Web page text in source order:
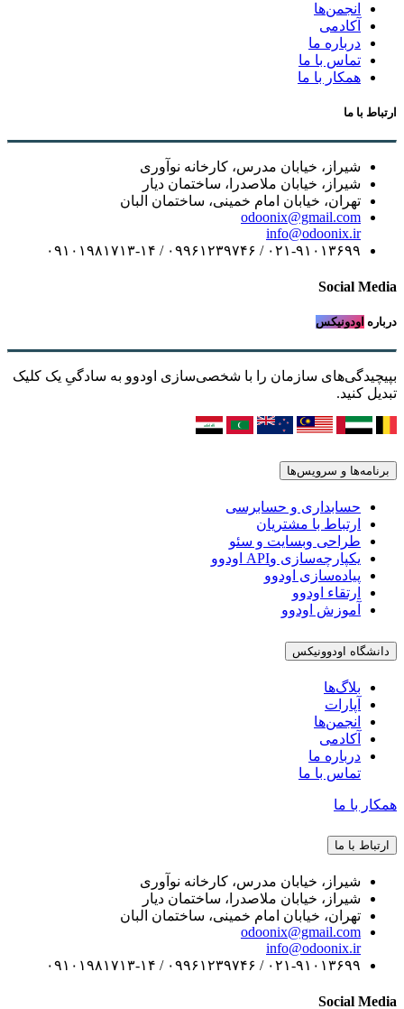
انجمن‌ها
آکادمی
درباره ما
تماس با ما
همکار با ما
ارتباط با ما
شیراز، خیابان مدرس، کارخانه نوآوری
شیراز، خیابان ملاصدرا، ساختمان دیار
تهران، خیابان امام خمینی، ساختمان البان
odoonix@gmail.com
info@odoonix.ir
۰۲۱-۹۱۰۱۳۶۹۹ / ۰۹۹۶۱۲۳۹۷۴۶ / ۰۹۱۰۱۹۸۱۷۱۳-۱۴
Social Media
درباره اودونیکس
بپیچیدگی‌های سازمان را با شخصی‌سازی اودوو به سادگیِ یک کلیک
تبدیل کنید.
برنامه‌ها و سرویس‌ها
حسابداری و حسابرسی
ارتباط با مشتریان
طراحی وبسایت و سئو
یکپارچه‌سازی وAPI اودوو
پیاده‌سازی اودوو
ارتقاء اودوو
آموزش اودوو
دانشگاه اودوونیکس
بلاگ‌ها
آپارات
انجمن‌ها
آکادمی
درباره ما
تماس با ما
همکار با ما
ارتباط با ما
شیراز، خیابان مدرس، کارخانه نوآوری
شیراز، خیابان ملاصدرا، ساختمان دیار
تهران، خیابان امام خمینی، ساختمان البان
odoonix@gmail.com
info@odoonix.ir
۰۲۱-۹۱۰۱۳۶۹۹ / ۰۹۹۶۱۲۳۹۷۴۶ / ۰۹۱۰۱۹۸۱۷۱۳-۱۴
Social Media